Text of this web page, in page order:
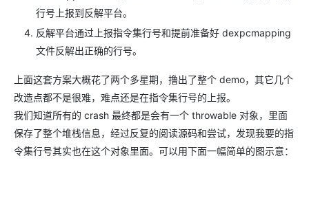
行号上报到反解平台。
反解平台通过上报指令集行号和提前准备好 dexpcmapping
文件反解出正确的行号。
上面这套方案大概花了两个多星期，撸出了整个 demo，其它几个
改造点都不是很难，难点还是在指令集行号的上报。
我们知道所有的 crash 最终都是会有一个 throwable 对象，里面
保存了整个堆栈信息，经过反复的阅读源码和尝试，发现我要的指
令集行号其实也在这个对象里面。可以用下面一幅简单的图示意：